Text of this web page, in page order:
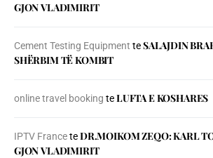
GJON VLADIMIRIT
Cement Testing Equipment teSALAJDIN
SHЁRBIM TЁ KOMBIT
online travel booking teLUFTA E KOSHARES
IPTV FranceteDR.MOIKOM ZEQO: KARL
GJON VLADIMIRIT